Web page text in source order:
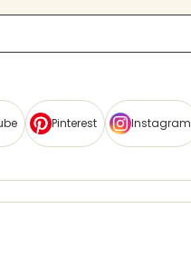
Pinterest Instagram